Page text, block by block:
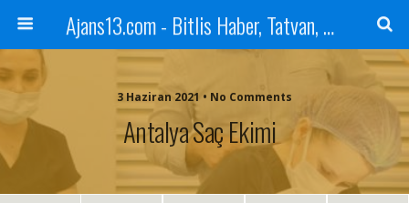
Ajans13.com - Bitlis Haber, Tatvan, Ahlat, Adilcevaz, Mutki, Hizan, Güroymak, Gazete, Ajans, 13, Haber
3 Haziran 2021 • No Comments
Antalya Saç Ekimi